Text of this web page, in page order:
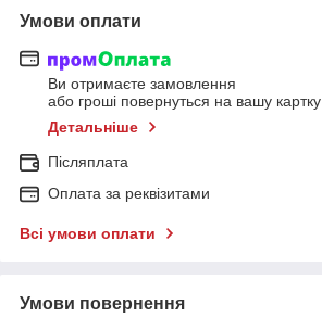
Умови оплати
Ви отримаєте замовлення
або гроші повернуться на вашу картку
Детальніше
Післяплата
Оплата за реквізитами
Всі умови оплати
Умови повернення